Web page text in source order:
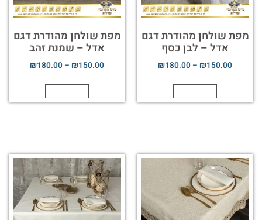
מפת שולחן מהודרת דגם
אדל – לבן כסף
₪150.00
–
₪180.00
מפת שולחן מהודרת דגם
אדל – שמנת זהב
₪150.00
–
₪180.00